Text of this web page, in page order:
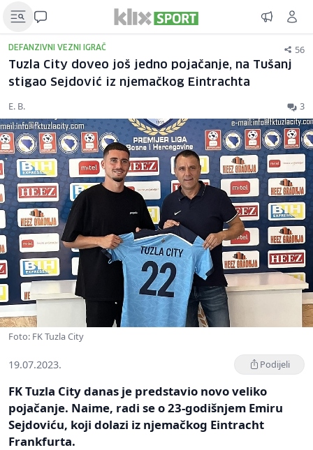
DEFANZIVNI VEZNI IGRAČ 56
Tuzla City doveo još jedno pojačanje, na Tušanj
stigao Sejdović iz njemačkog Eintrachta
E. B. 3
Foto: FK Tuzla City
19.07.2023. Podijeli
FK Tuzla City danas je predstavio novo veliko
pojačanje. Naime, radi se o 23-godišnjem Emiru
Sejdoviću, koji dolazi iz njemačkog Eintracht
Frankfurta.